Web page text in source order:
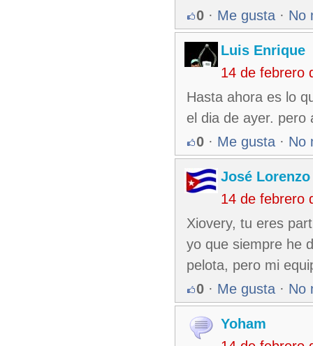
0 · Me gusta · No
Luis Enrique
14 de febrero
Hasta ahora es lo
el dia de ayer. pero
0 · Me gusta · No
José
14 de febrero
Xiovery, tu eres
yo que siempre he
pelota, pero mi
0 · Me gusta · No
Yoham